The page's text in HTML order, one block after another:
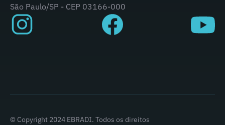
São Paulo/SP - CEP 03166-000
© Copyright 2024 EBRADI. Todos os direitos